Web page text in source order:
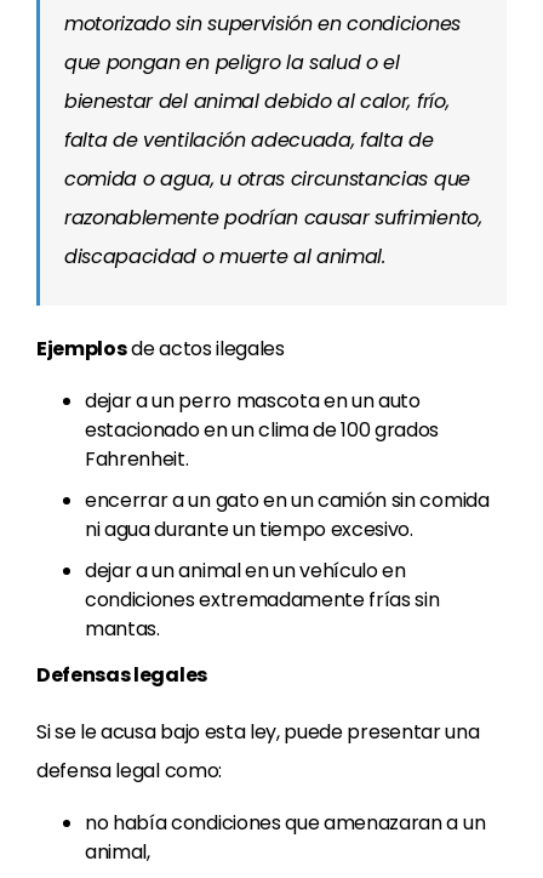
motorizado sin supervisión en condiciones
que pongan en peligro la salud o el
bienestar del animal debido al calor, frío,
falta de ventilación adecuada, falta de
comida o agua, u otras circunstancias que
razonablemente podrían causar sufrimiento,
discapacidad o muerte al animal.
Ejemplosde actos ilegales
dejar a un perro mascota en un auto
estacionado en un clima de 100 grados
Fahrenheit.
encerrar a un gato en un camión sin comida
ni agua durante un tiempo excesivo.
dejar a un animal en un vehículo en
condiciones extremadamente frías sin
mantas.
Defensas legales
Si se le acusa bajo esta ley, puede presentar una
defensa legal como:
no había condiciones que amenazaran a un
animal,